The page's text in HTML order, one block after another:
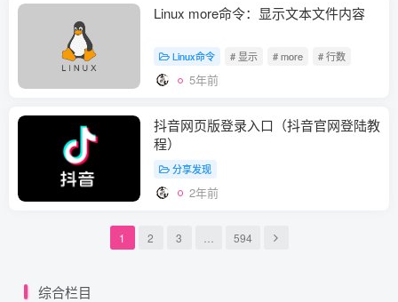
Linux more命令：显示文本文件内容
Linux命令 # 显示 # more # 行数
5年前
抖音网页版登录入口（抖音官网登陆教
程）
分享发现
2年前
1 2 3 594
综合栏目